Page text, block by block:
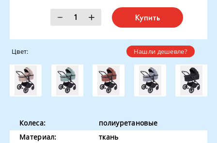
Купить
Нашли дешевле?
Цвет:
Колеса:
полиуретановые
Материал:
ткань